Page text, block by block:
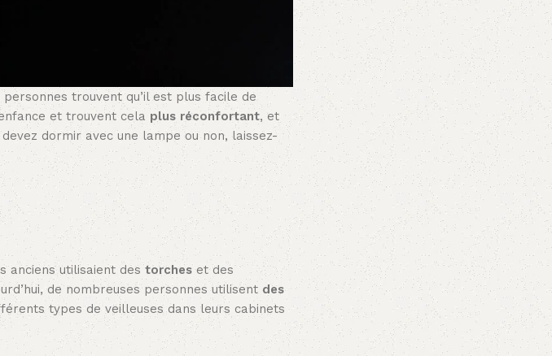
personnes trouvent qu’il est plus facile de
et trouvent cela plus réconfortant, et
dormir avec une lampe ou non, laissez-
anciens utilisaient destorcheset des
de nombreuses personnes utilisent des
types de veilleuses dans leurs cabinets